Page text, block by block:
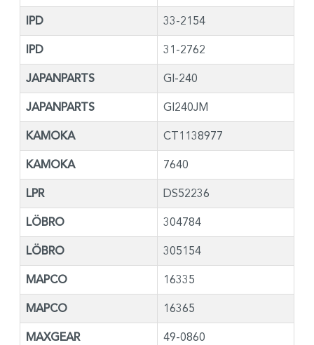
IPD 33-2154
IPD 31-2762
JAPANPARTS GI-240
JAPANPARTS GI240JM
KAMOKA CT1138977
KAMOKA 7640
LPR DS52236
LÖBRO 304784
LÖBRO 305154
MAPCO 16335
MAPCO 16365
MAXGEAR 49-0860